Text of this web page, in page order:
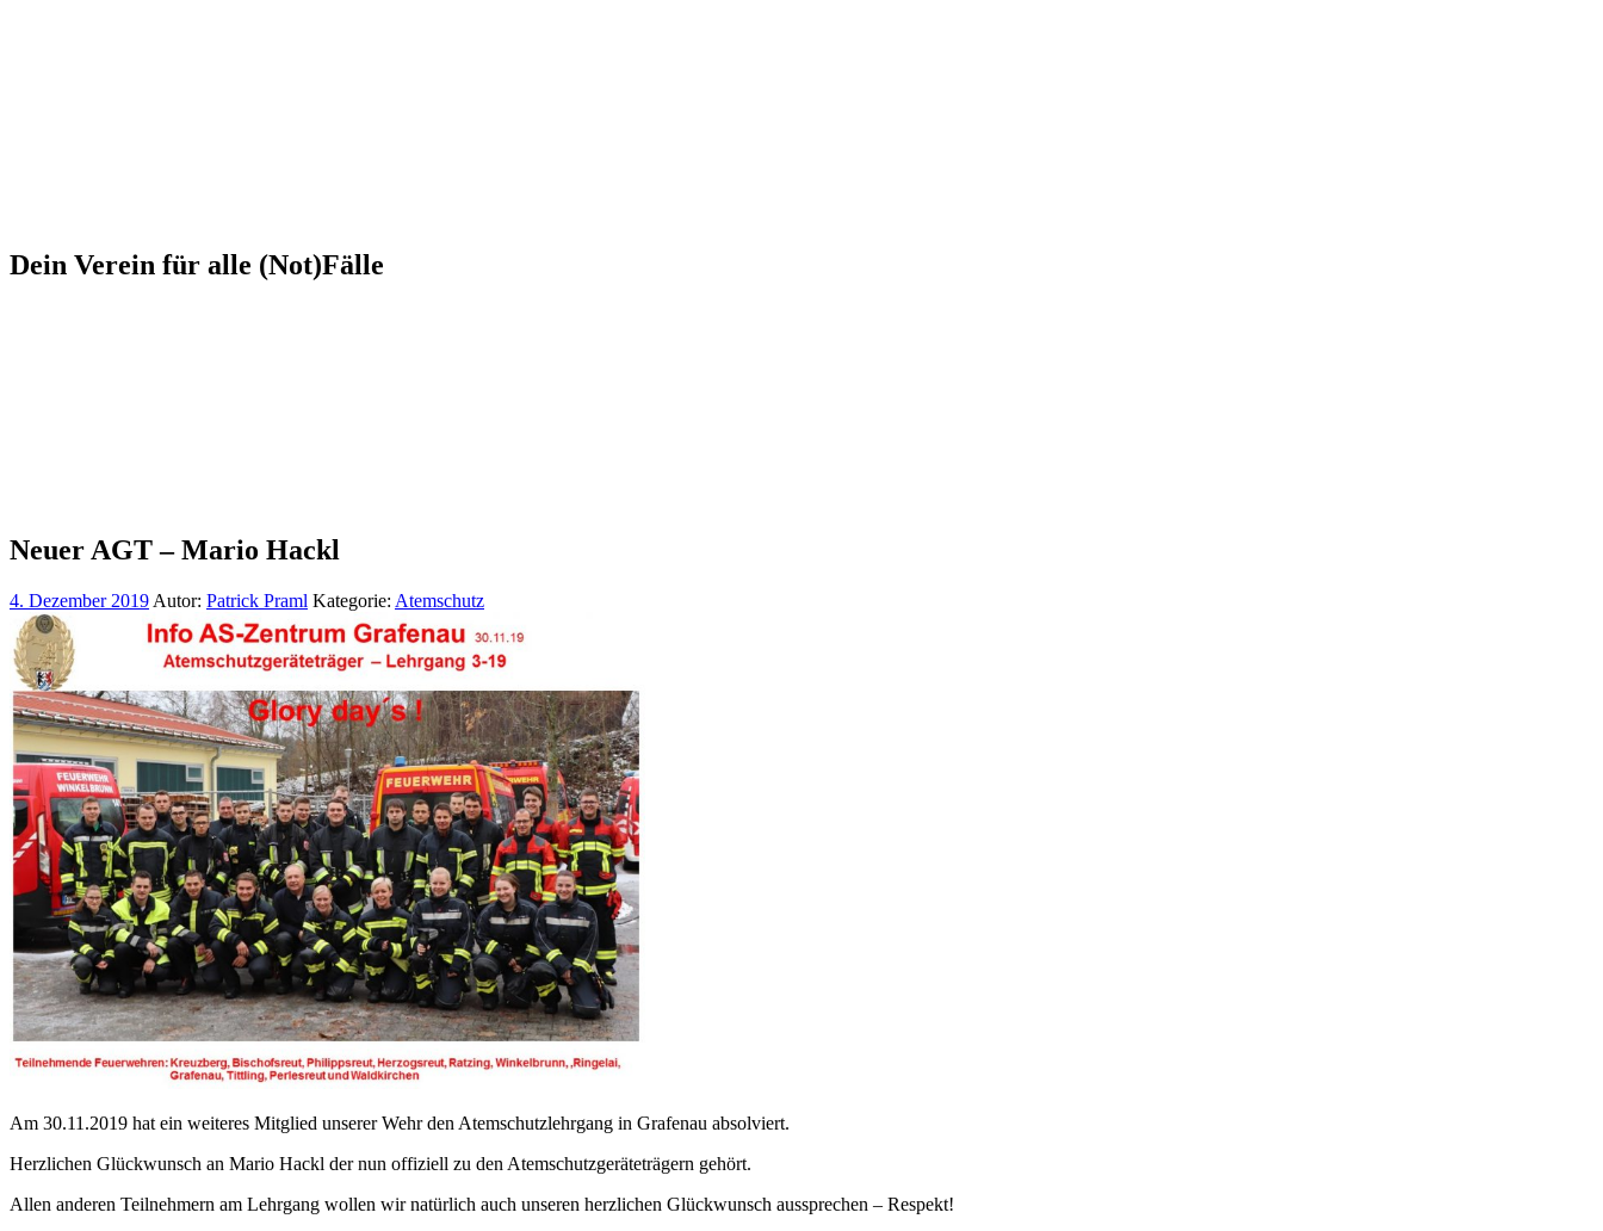
Dein Verein für alle (Not)Fälle
Neuer AGT – Mario Hackl
4. Dezember 2019 Autor: Patrick Praml Kategorie: Atemschutz
Am 30.11.2019 hat ein weiteres Mitglied unserer Wehr den Atemschutzlehrgang in Grafenau absolviert.
Herzlichen Glückwunsch an Mario Hackl der nun offiziell zu den Atemschutzgeräteträgern gehört.
Allen anderen Teilnehmern am Lehrgang wollen wir natürlich auch unseren herzlichen Glückwunsch aussprechen – Respekt!